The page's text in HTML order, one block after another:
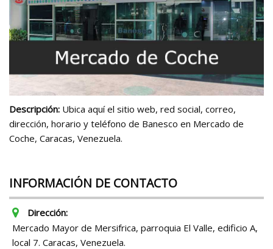
Descripción: Ubica aquí el sitio web, red social, correo,
dirección, horario y teléfono de Banesco en Mercado de
Coche, Caracas, Venezuela.
INFORMACIÓN DE CONTACTO
Dirección:
Mercado Mayor de Mersifrica, parroquia El Valle, edificio A,
local 7. Caracas, Venezuela.